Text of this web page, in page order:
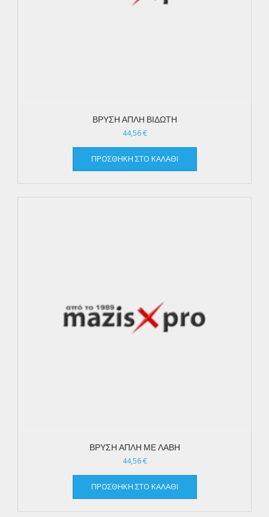
ΒΡΥΣΗ ΑΠΛΗ ΒΙΔΩΤΗ
44,56€
ΠΡΟΣΘΉΚΗ ΣΤΟ ΚΑΛΆΘΙ
ΒΡΥΣΗ ΑΠΛΗ ΜΕ ΛΑΒΗ
44,56€
ΠΡΟΣΘΉΚΗ ΣΤΟ ΚΑΛΆΘΙ